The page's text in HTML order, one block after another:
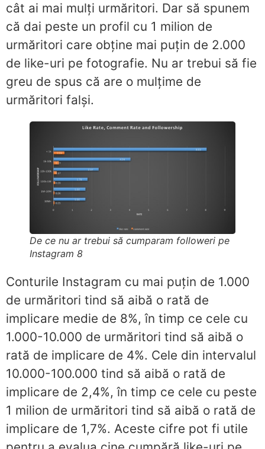
cât ai mai mulți urmăritori. Dar să spunem
că dai peste un profil cu 1 milion de
urmăritori care obține mai puțin de 2.000
de like-uri pe fotografie. Nu ar trebui să fie
greu de spus că are o mulțime de
urmăritori falși.
De ce nu ar trebui să cumparam followeri pe
Instagram 8
Conturile Instagram cu mai puțin de 1.000
de urmăritori tind să aibă o rată de
implicare medie de 8%, în timp ce cele cu
1.000-10.000 de urmăritori tind să aibă o
rată de implicare de 4%. Cele din intervalul
10.000-100.000 tind să aibă o rată de
implicare de 2,4%, în timp ce cele cu peste
1 milion de urmăritori tind să aibă o rată de
implicare de 1,7%. Aceste cifre pot fi utile